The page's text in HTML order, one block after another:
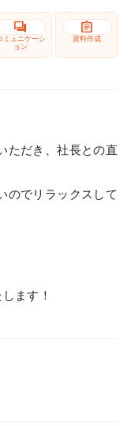
forum
ミュニケーシ
ョン
assignment
資料作成
ただき、社長との直
のでリラックスして
ます！